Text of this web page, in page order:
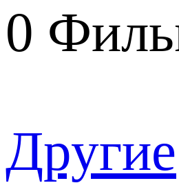
0
Другие